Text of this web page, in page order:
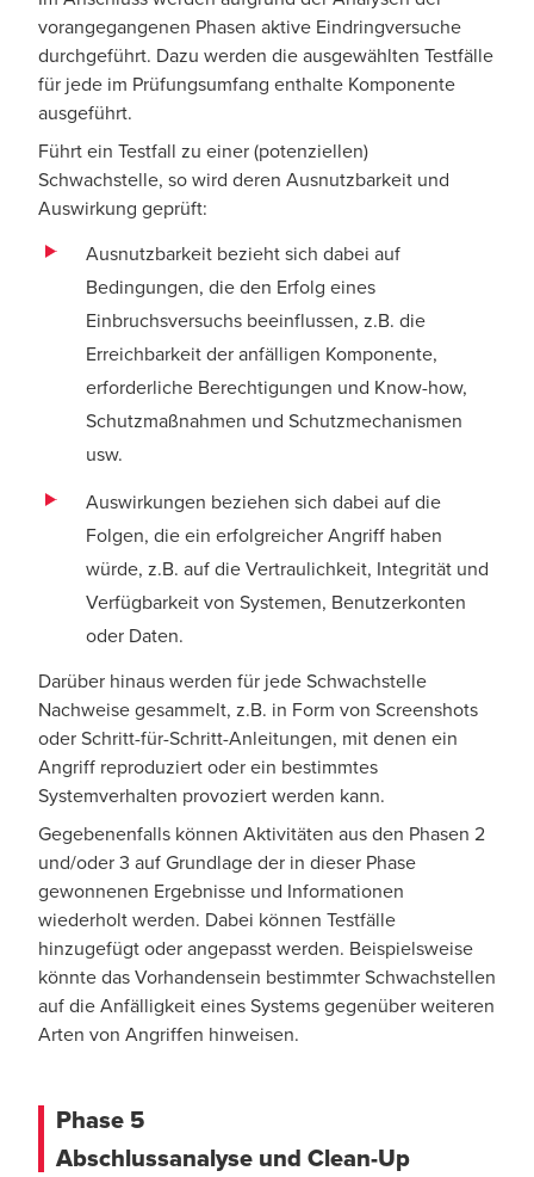
vorangegangenen Phasen aktive Eindringversuche
durchgeführt. Dazu werden die ausgewählten Testfälle
für jede im Prüfungsumfang enthalte Komponente
ausgeführt.
Führt ein Testfall zu einer (potenziellen)
Schwachstelle, so wird deren Ausnutzbarkeit und
Auswirkung geprüft:
Ausnutzbarkeit bezieht sich dabei auf
Bedingungen, die den Erfolg eines
Einbruchsversuchs beeinflussen, z.B. die
Erreichbarkeit der anfälligen Komponente,
erforderliche Berechtigungen und Know-how,
Schutzmaßnahmen und Schutzmechanismen
usw.
Auswirkungen beziehen sich dabei auf die
Folgen, die ein erfolgreicher Angriff haben
würde, z.B. auf die Vertraulichkeit, Integrität und
Verfügbarkeit von Systemen, Benutzerkonten
oder Daten.
Darüber hinaus werden für jede Schwachstelle
Nachweise gesammelt, z.B. in Form von Screenshots
oder Schritt-für-Schritt-Anleitungen, mit denen ein
Angriff reproduziert oder ein bestimmtes
Systemverhalten provoziert werden kann.
Gegebenenfalls können Aktivitäten aus den Phasen 2
und/oder 3 auf Grundlage der in dieser Phase
gewonnenen Ergebnisse und Informationen
wiederholt werden. Dabei können Testfälle
hinzugefügt oder angepasst werden. Beispielsweise
könnte das Vorhandensein bestimmter Schwachstellen
auf die Anfälligkeit eines Systems gegenüber weiteren
Arten von Angriffen hinweisen.
Phase 5
Abschlussanalyse und Clean-Up